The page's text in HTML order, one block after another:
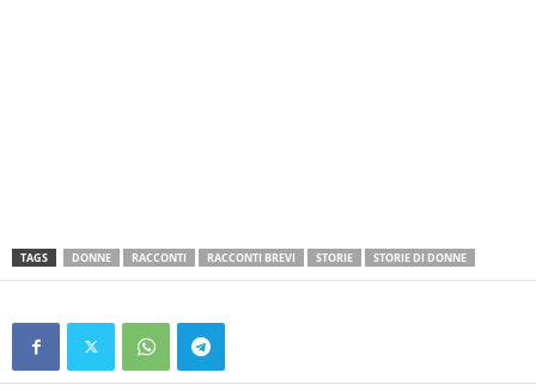
TAGS DONNE RACCONTI RACCONTI BREVI STORIE STORIE DI DONNE